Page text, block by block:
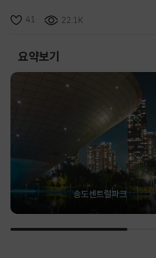
41 22.1K
요약보기
송도센트럴파크